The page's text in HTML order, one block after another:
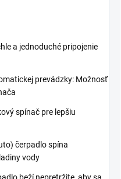
a jednoduché pripojenie
prevádzky: Možnosť
spínač pre lepšiu
čerpadlo spína
vody
beží nepretržite, aby sa